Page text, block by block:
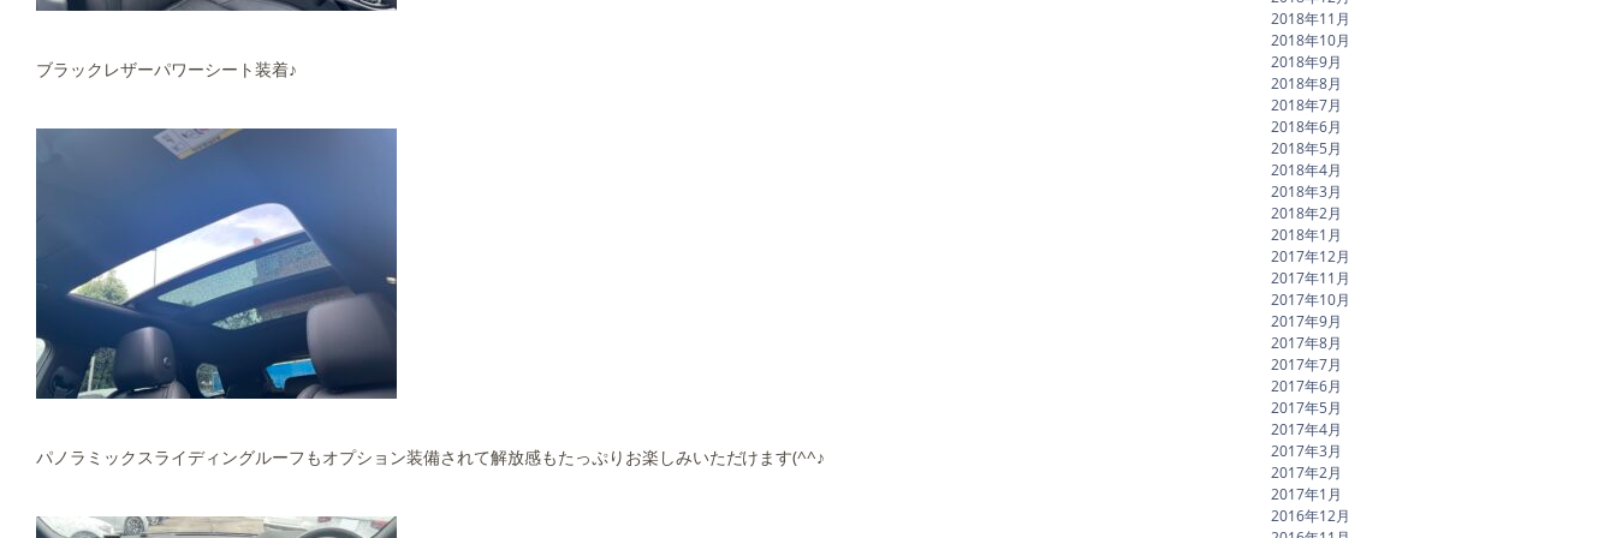
ブラックレザーパワーシート装着♪
パノラミックスライディングルーフもオプション装備されて解放感もたっぷりお楽しみいただけます(^^♪
2018年11月
2018年10月
2018年9月
2018年8月
2018年7月
2018年6月
2018年5月
2018年4月
2018年3月
2018年2月
2018年1月
2017年12月
2017年11月
2017年10月
2017年9月
2017年8月
2017年7月
2017年6月
2017年5月
2017年4月
2017年3月
2017年2月
2017年1月
2016年12月